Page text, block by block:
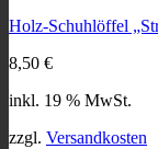
Holz-Schuhlöffel
8,50 €
inkl. 19 % MwSt.
zzgl. Versandkosten